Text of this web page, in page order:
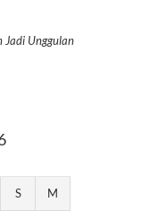
Jadi Unggulan
S M